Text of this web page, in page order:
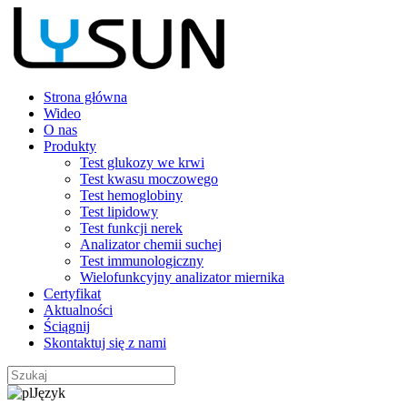
Strona główna
Wideo
O nas
Produkty
Test glukozy we krwi
Test kwasu moczowego
Test hemoglobiny
Test lipidowy
Test funkcji nerek
Analizator chemii suchej
Test immunologiczny
Wielofunkcyjny analizator miernika
Certyfikat
Aktualności
Ściągnij
Skontaktuj się z nami
Język